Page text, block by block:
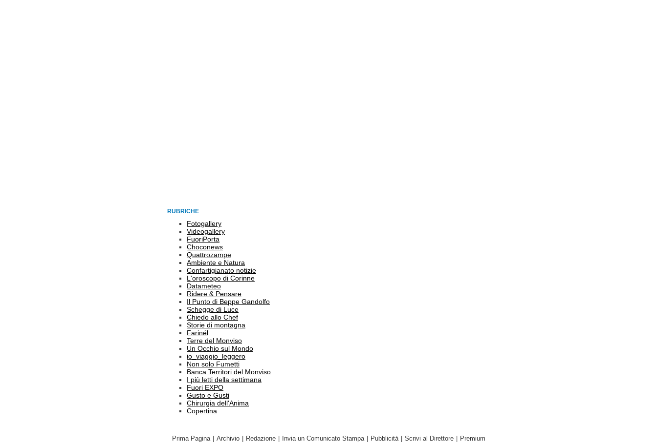
RUBRICHE
Fotogallery
Videogallery
FuoriPorta
Choconews
Quattrozampe
Ambiente e Natura
Confartigianato notizie
L'oroscopo di Corinne
Datameteo
Ridere & Pensare
Il Punto di Beppe Gandolfo
Schegge di Luce
Chiedo allo Chef
Storie di montagna
Farinél
Terre del Monviso
Un Occhio sul Mondo
io_viaggio_leggero
Non solo Fumetti
Banca Territori del Monviso
I più letti della settimana
Fuori EXPO
Gusto e Gusti
Chirurgia dell'Anima
Copertina
Prima Pagina Archivio Redazione Invia un Comunicato Stampa Pubblicità Scrivi al Direttore Premium